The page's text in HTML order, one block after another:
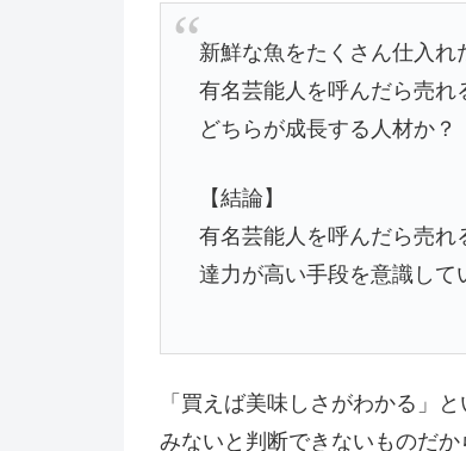
新鮮な魚をたくさん仕入れ
有名芸能人を呼んだら売れ
どちらが成長する人材か？
【結論】
有名芸能人を呼んだら売
達力が高い手段を意識して
「買えば美味しさがわかる」
みないと判断できないものだ